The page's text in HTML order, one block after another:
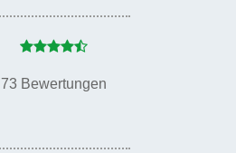
73 Bewertungen